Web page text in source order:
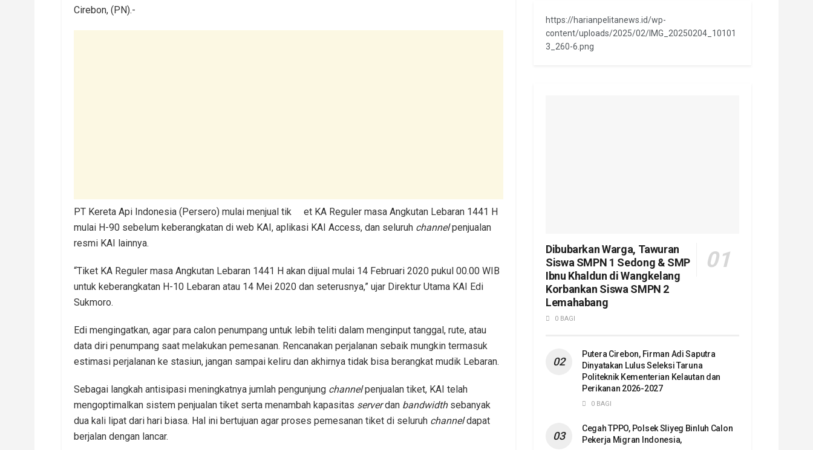
Cirebon, (PN).-
PT Kereta Api Indonesia (Persero) mulai menjual tik
et KA Reguler masa Angkutan Lebaran 1441 H
mulai H-90 sebelum keberangkatan di web KAI, aplikasi KAI Access, dan seluruh channelpenjualan
resmi KAI lainnya.
“Tiket KA Reguler masa Angkutan Lebaran 1441 H akan dijual mulai 14 Februari 2020 pukul 00.00 WIB
untuk keberangkatan H-10 Lebaran atau 14 Mei 2020 dan seterusnya,” ujar Direktur Utama KAI Edi
Sukmoro.
Edi mengingatkan, agar para calon penumpang untuk lebih teliti dalam menginput tanggal, rute, atau
data diri penumpang saat melakukan pemesanan. Rencanakan perjalanan sebaik mungkin termasuk
estimasi perjalanan ke stasiun, jangan sampai keliru dan akhirnya tidak bisa berangkat mudik Lebaran.
Sebagai langkah antisipasi meningkatnya jumlah pengunjung channelpenjualan tiket, KAI telah
mengoptimalkan sistem penjualan tiket serta menambah kapasitas serverdan bandwidthsebanyak
dua kali lipat dari hari biasa. Hal ini bertujuan agar proses pemesanan tiket di seluruh channeldapat
berjalan dengan lancar.
https://harianpelitanews.id/wp-
content/uploads/2025/02/IMG_20250204_10101
3_260-6.png
Dibubarkan Warga, Tawuran
Siswa SMPN 1 Sedong & SMP
Ibnu Khaldun di Wangkelang
Korbankan Siswa SMPN 2
Lemahabang
0 BAGI
Putera Cirebon, Firman Adi Saputra
Dinyatakan Lulus Seleksi Taruna
Politeknik Kementerian Kelautan dan
Perikanan 2026-2027
0 BAGI
Cegah TPPO, Polsek Sliyeg Binluh Calon
Pekerja Migran Indonesia,